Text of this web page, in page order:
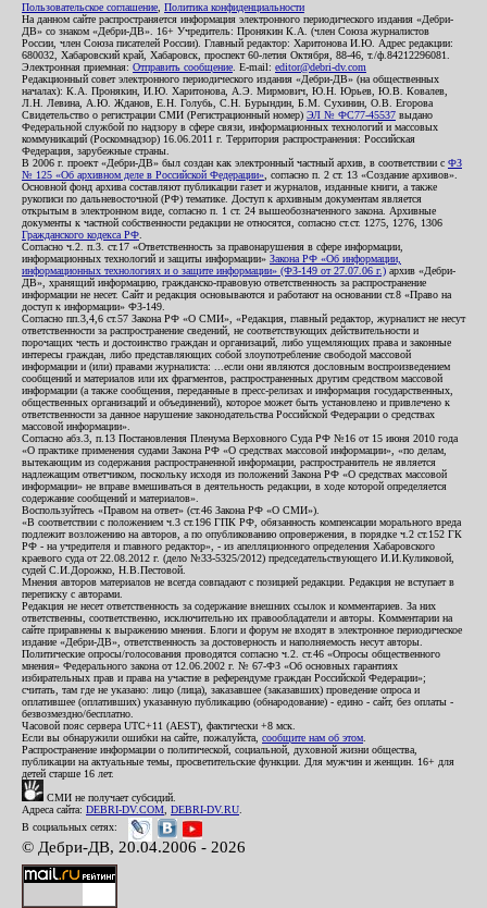
Пользовательское соглашение Политика конфиденциальности
На данном сайте распространяется информация электронного периодического издания «Дебри-
ДВ» со знаком «Дебри-ДВ». 16+ Учредитель: Пронякин К.А. (член Союза журналистов
России, член Союза писателей России). Главный редактор: Харитонова И.Ю. Адрес редакции:
680032, Хабаровский край, Хабаровск, проспект 60-летия Октября, 88-46, т./ф.84212296081.
Электронная приемная: Отправить сообщение . E-mail: editor@debri-dv.com
Редакционный совет электронного периодического издания «Дебри-ДВ» (на общественных
началах): К.А. Пронякин, И.Ю. Харитонова, А.Э. Мирмович, Ю.Н. Юрьев, Ю.В. Ковалев,
Л.Н. Левина, А.Ю. Жданов, Е.Н. Голубь, С.Н. Бурындин, Б.М. Сухинин, О.В. Егорова
Свидетельство о регистрации СМИ (Регистрационный номер) ЭЛ № ФС77-45537 выдано
Федеральной службой по надзору в сфере связи, информационных технологий и массовых
коммуникаций (Роскомнадзор) 16.06.2011 г. Территория распространения: Российская
Федерация, зарубежные страны.
В 2006 г. проект «Дебри-ДВ» был создан как электронный частный архив, в соответствии с ФЗ
№ 125 «Об архивном деле в Российской Федерации» , согласно п. 2 ст. 13 «Создание архивов».
Основной фонд архива составляют публикации газет и журналов, изданные книги, а также
рукописи по дальневосточной (РФ) тематике. Доступ к архивным документам является
открытым в электронном виде, согласно п. 1 ст. 24 вышеобозначенного закона. Архивные
документы к частной собственности редакции не относятся, согласно ст.ст. 1275, 1276, 1306
Гражданского кодекса РФ
Согласно ч.2. п.3. ст.17 «Ответственность за правонарушения в сфере информации,
информационных технологий и защиты информации» Закона РФ «Об информации,
информационных технологиях и о защите информации» (ФЗ-149 от 27.07.06 г.) архив «Дебри-
ДВ», хранящий информацию, гражданско-правовую ответственность за распространение
информации не несет. Сайт и редакция основываются и работают на основании ст.8 «Право на
доступ к информации» ФЗ-149.
Согласно пп.3,4,6 ст.57 Закона РФ «О СМИ», «Редакция, главный редактор, журналист не несут
ответственности за распространение сведений, не соответствующих действительности и
порочащих честь и достоинство граждан и организаций, либо ущемляющих права и законные
интересы граждан, либо представляющих собой злоупотребление свободой массовой
информации и (или) правами журналиста: ...если они являются дословным воспроизведением
сообщений и материалов или их фрагментов, распространенных другим средством массовой
информации (а также сообщения, переданные в пресс-релизах и информация государственных,
общественных организаций и объединений), которое может быть установлено и привлечено к
ответственности за данное нарушение законодательства Российской Федерации о средствах
массовой информации».
Согласно абз.3, п.13 Постановления Пленума Верховного Суда РФ №16 от 15 июня 2010 года
«О практике применения судами Закона РФ «О средствах массовой информации», «по делам,
вытекающим из содержания распространенной информации, распространитель не является
надлежащим ответчиком, поскольку исходя из положений Закона РФ «О средствах массовой
информации» не вправе вмешиваться в деятельность редакции, в ходе которой определяется
содержание сообщений и материалов».
Воспользуйтесь «Правом на ответ» (ст.46 Закона РФ «О СМИ»).
«В соответствии с положением ч.3 ст.196 ГПК РФ, обязанность компенсации морального вреда
подлежит возложению на авторов, а по опубликованию опровержения, в порядке ч.2 ст.152 ГК
РФ - на учредителя и главного редактор», - из апелляционного определения Хабаровского
краевого суда от 22.08.2012 г. (дело №33-5325/2012) председательствующего И.И.Куликовой,
судей С.И.Дорожко, Н.В.Пестовой.
Мнения авторов материалов не всегда совпадают с позицией редакции. Редакция не вступает в
переписку с авторами.
Редакция не несет ответственность за содержание внешних ссылок и комментариев. За них
ответственны, соответственно, исключительно их правообладатели и авторы. Комментарии на
сайте приравнены к выражению мнения. Блоги и форум не входят в электронное периодическое
издание «Дебри-ДВ», ответственность за достоверность и наполняемость несут авторы.
Политические опросы/голосования проводятся согласно ч.2. ст.46 «Опросы общественного
мнения» Федерального закона от 12.06.2002 г. № 67-ФЗ «Об основных гарантиях
избирательных прав и права на участие в референдуме граждан Российской Федерации»;
считать, там где не указано: лицо (лица), заказавшее (заказавших) проведение опроса и
оплатившее (оплативших) указанную публикацию (обнародование) - едино - сайт, без оплаты -
безвозмездно/бесплатно.
Часовой пояс сервера UTC+11 (AEST), фактически +8 мск.
Если вы обнаружили ошибки на сайте, пожалуйста, сообщите нам об этом
Распространение информации о политической, социальной, духовной жизни общества,
публикации на актуальные темы, просветительские функции. Для мужчин и женщин. 16+ для
детей старше 16 лет.
СМИ не получает субсидий.
Адреса сайта: DEBRI-DV.COM DEBRI-DV.RU
В социальных сетях:
© Дебри-ДВ, 20.04.2006 - 2026